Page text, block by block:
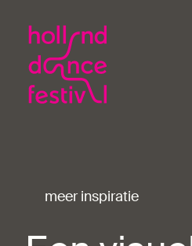
meer inspiratie